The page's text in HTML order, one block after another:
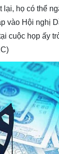
lại, họ có thể
vào Hội nghị
cuộc họp ấy